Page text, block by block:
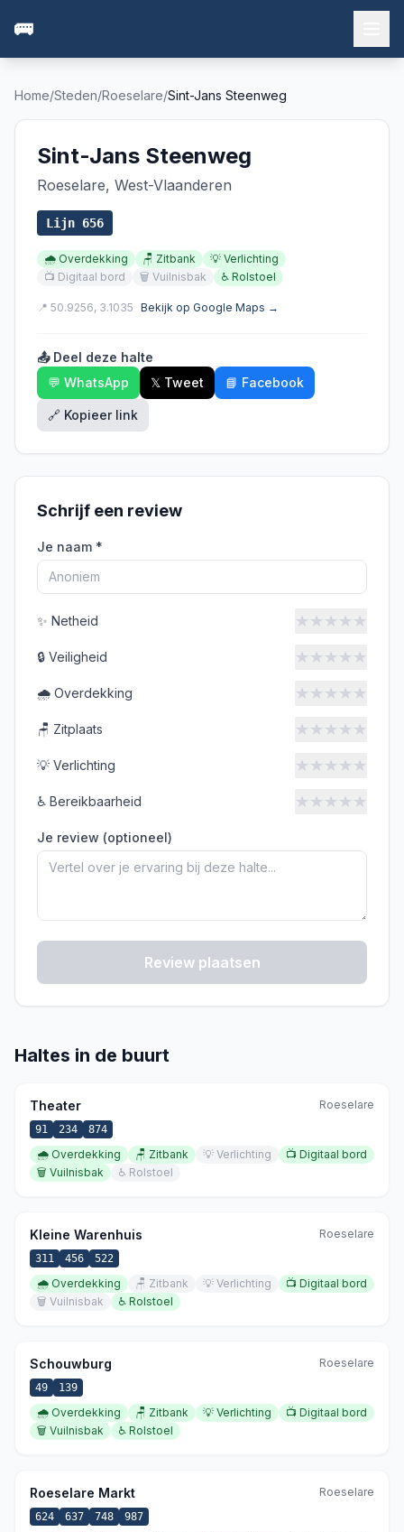
🚌
Home/Steden/Roeselare/Sint-Jans Steenweg
Sint-Jans Steenweg
Roeselare, West-Vlaanderen
Lijn 656
🌧️ Overdekking 🪑 Zitbank 💡 Verlichting
📺 Digitaal bord 🗑️ Vuilnisbak ♿ Rolstoel
📍 50.9256, 3.1035 Bekijk op Google Maps →
📤 Deel deze halte
💬 WhatsApp
𝕏 Tweet 📘 Facebook
🔗 Kopieer link
Schrijf een review
Je naam *
✨ Netheid ★★★★★
🔒 Veiligheid ★★★★★
🌧️ Overdekking ★★★★★
🪑 Zitplaats ★★★★★
💡 Verlichting ★★★★★
♿ Bereikbaarheid ★★★★★
Je review (optioneel)
Review plaatsen
Haltes in de buurt
Theater Roeselare
91 234 874
🌧️ Overdekking 🪑 Zitbank 💡 Verlichting 📺 Digitaal bord
🗑️ Vuilnisbak ♿ Rolstoel
Kleine Warenhuis Roeselare
311 456 522
🌧️ Overdekking 🪑 Zitbank 💡 Verlichting 📺 Digitaal bord
🗑️ Vuilnisbak ♿ Rolstoel
Schouwburg Roeselare
49 139
🌧️ Overdekking 🪑 Zitbank 💡 Verlichting 📺 Digitaal bord
🗑️ Vuilnisbak ♿ Rolstoel
Roeselare Markt Roeselare
624 637 748 987